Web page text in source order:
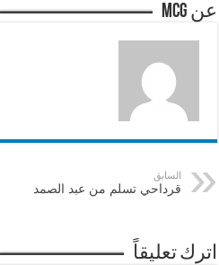
عن mcg
السابق
قرداحي تسلم من عبد الصمد
اترك تعليقاً